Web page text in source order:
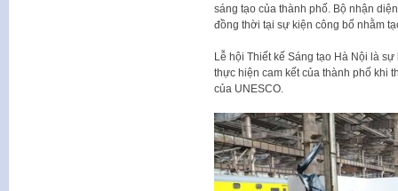
sáng tạo của thành phố. Bộ nhận
đồng thời tại sự kiện công bố nhằm
Lễ hội Thiết kế Sáng tạo Hà Nội là
thực hiện cam kết của thành phố khi
của UNESCO.